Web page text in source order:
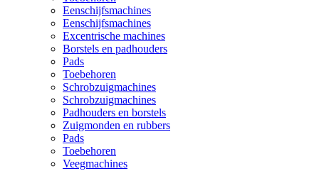
Eenschijfsmachines
Eenschijfsmachines
Excentrische machines
Borstels en padhouders
Pads
Toebehoren
Schrobzuigmachines
Schrobzuigmachines
Padhouders en borstels
Zuigmonden en rubbers
Pads
Toebehoren
Veegmachines